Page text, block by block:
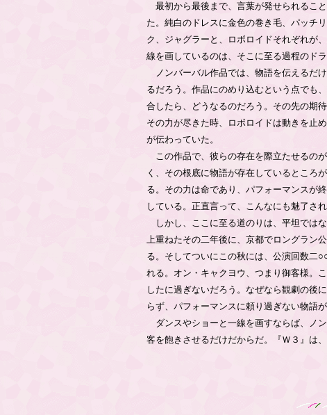
最初から最後まで、言葉が発せられるこ
た。純白のドレスに金色の巻き毛、パッチ
ク、ジャグラーと、ロボロイドそれぞれが
線を画しているのは、そこに至る過程のドラ
ノンバーバル作品では、物語を伝えるだ
るだろう。作品にのめり込むという点でも
合したら、どうなるのだろう。その先の期
その力が尽きた時、ロボロイドは動きを止
が伝わっていた。
この作品で、彼らの存在を際立たせるの
く、その根底に物語が存在しているところ
る。その力は命であり、パフォーマンスが
している。正直言って、こんなにも魅了さ
しかし、ここに至る道のりは、平坦では
上重ねたその二年後に、京都でロングラン
る。そしてついにこの秋には、公演回数二
れる。オン・キャクヨウ、つまり御客様。
したに過ぎないだろう。なぜなら観劇の後
らず、パフォーマンスに頼り過ぎない物語
ダンスやショーと一線を画すならば、ノ
客を飽きさせるだけだからだ。『Ｗ３』は